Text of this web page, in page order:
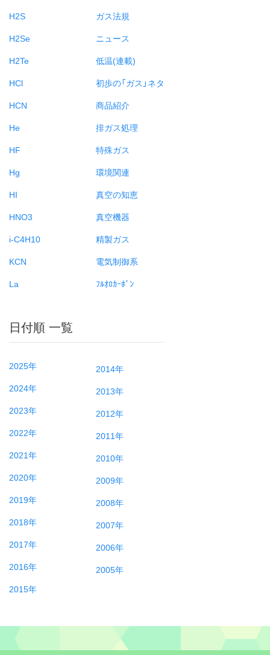
H2S
H2Se
H2Te
HCl
HCN
He
HF
Hg
HI
HNO3
i-C4H10
KCN
La
ガス法規
ニュース
低温(連載)
初歩の「ガス」ネタ
商品紹介
排ガス処理
特殊ガス
環境関連
真空の知恵
真空機器
精製ガス
電気制御系
ﾌﾙｵﾛｶｰﾎﾞﾝ
日付順 一覧
2025年
2024年
2023年
2022年
2021年
2020年
2019年
2018年
2017年
2016年
2015年
2014年
2013年
2012年
2011年
2010年
2009年
2008年
2007年
2006年
2005年